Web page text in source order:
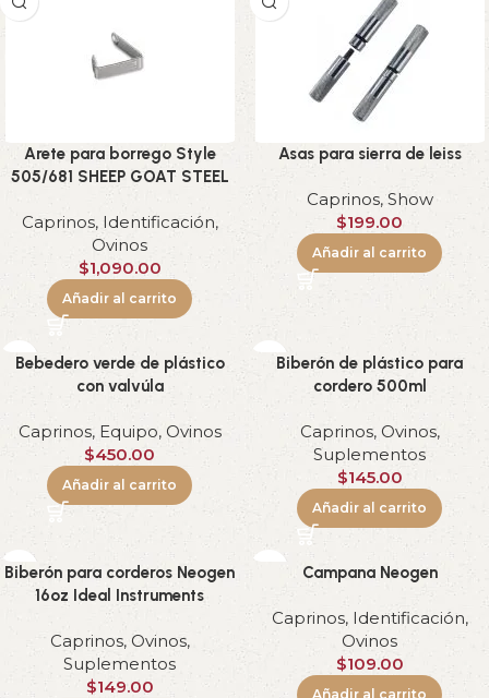
Arete para borrego Style
505/681 SHEEP GOAT STEEL
Caprinos, Identificación,
Ovinos
$1,090.00
Añadir al carrito
Asas para sierra de leiss
Caprinos,Show
$199.00
Añadir al carrito
Bebedero verde de plástico
con valvúla
Caprinos, Equipo, Ovinos
$450.00
Añadir al carrito
Biberón de plástico para
cordero 500ml
Caprinos, Ovinos,
Suplementos
$145.00
Añadir al carrito
Biberón para corderos Neogen
16oz Ideal Instruments
Caprinos, Ovinos,
Suplementos
$149.00
Campana Neogen
Caprinos, Identificación,
Ovinos
$109.00
Añadir al carrito